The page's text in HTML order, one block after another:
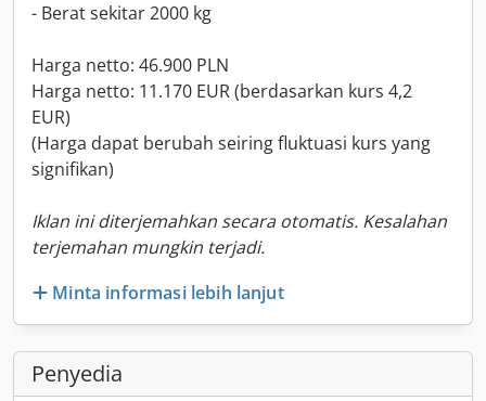
- Berat sekitar 2000 kg
Harga netto: 46.900 PLN
Harga netto: 11.170 EUR (berdasarkan kurs 4,2
EUR)
(Harga dapat berubah seiring fluktuasi kurs yang
signifikan)
Iklan ini diterjemahkan secara otomatis. Kesalahan
terjemahan mungkin terjadi.
Minta informasi lebih lanjut
Penyedia